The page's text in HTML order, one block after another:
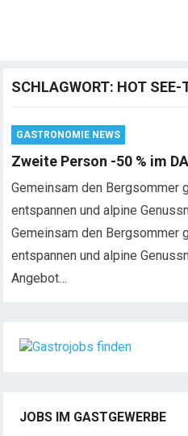
SCHLAGWORT: HOT SEE-
GASTRONOMIE NEWS
Zweite Person -50 % im
Gemeinsam den Bergsommer
entspannen und alpine
Gemeinsam den Bergsommer
entspannen und alpine
Angebot…
JOBS IM GASTGEWERBE
Konstanz
liebst[...]